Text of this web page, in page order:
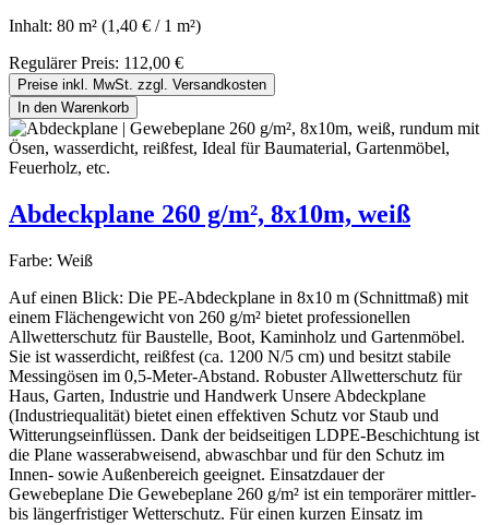
Inhalt: 80 m² (1,40 € / 1 m²)
Regulärer Preis: 112,00 €
Preise inkl. MwSt. zzgl. Versandkosten
In den Warenkorb
Abdeckplane 260 g/m², 8x10m, weiß
Farbe: Weiß
Auf einen Blick: Die PE-Abdeckplane in 8x10 m (Schnittmaß) mit
einem Flächengewicht von 260 g/m² bietet professionellen
Allwetterschutz für Baustelle, Boot, Kaminholz und Gartenmöbel.
Sie ist wasserdicht, reißfest (ca. 1200 N/5 cm) und besitzt stabile
Messingösen im 0,5-Meter-Abstand. Robuster Allwetterschutz für
Haus, Garten, Industrie und Handwerk Unsere Abdeckplane
(Industriequalität) bietet einen effektiven Schutz vor Staub und
Witterungseinflüssen. Dank der beidseitigen LDPE-Beschichtung ist
die Plane wasserabweisend, abwaschbar und für den Schutz im
Innen- sowie Außenbereich geeignet. Einsatzdauer der
Gewebeplane Die Gewebeplane 260 g/m² ist ein temporärer mittler-
bis längerfristiger Wetterschutz. Für einen kurzen Einsatz im